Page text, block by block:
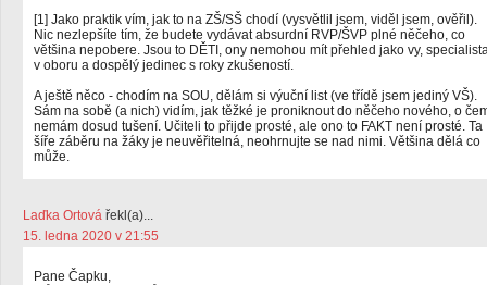
[1] Jako praktik vím, jak to na ZŠ/SŠ chodí (vysvětlil jsem, viděl jsem, ověřil).
Nic nezlepšíte tím, že budete vydávat absurdní RVP/ŠVP plné něčeho, co
většina nepobere. Jsou to DĚTI, ony nemohou mít přehled jako vy,
v oboru a dospělý jedinec s roky zkušeností.
A ještě něco - chodím na SOU, dělám si výuční list (ve třídě jsem jediný VŠ).
Sám na sobě (a nich) vidím, jak těžké je proniknout do něčeho nového, o
nemám dosud tušení. Učiteli to přijde prosté, ale ono to FAKT není prosté. Ta
šíře záběru na žáky je neuvěřitelná, neohrnujte se nad nimi. Většina dělá co
může.
Laďka Ortová řekl(a)...
15. ledna 2020 v 21:55
Pane Čapku,